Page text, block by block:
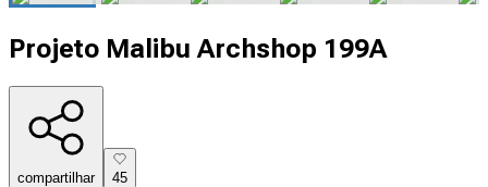
Projeto Malibu Archshop 199A
compartilhar 45